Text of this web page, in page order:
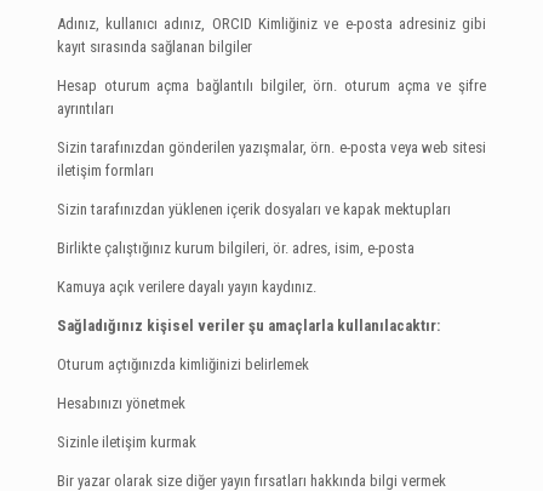
Adınız, kullanıcı adınız, ORCID Kimliğiniz ve e-posta adresiniz gibi
kayıt sırasında sağlanan bilgiler
Hesap oturum açma bağlantılı bilgiler, örn. oturum açma ve şifre
ayrıntıları
Sizin tarafınızdan gönderilen yazışmalar, örn. e-posta veya web sitesi
iletişim formları
Sizin tarafınızdan yüklenen içerik dosyaları ve kapak mektupları
Birlikte çalıştığınız kurum bilgileri, ör. adres, isim, e-posta
Kamuya açık verilere dayalı yayın kaydınız.
Sağladığınız kişisel veriler şu amaçlarla kullanılacaktır:
Oturum açtığınızda kimliğinizi belirlemek
Hesabınızı yönetmek
Sizinle iletişim kurmak
Bir yazar olarak size diğer yayın fırsatları hakkında bilgi vermek